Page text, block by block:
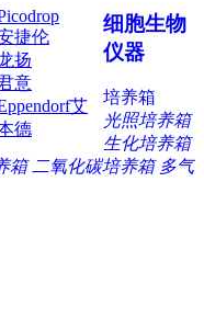
捷伦
扬
意
艾
德
细胞生物
仪器
培养箱
光照培养箱
生化培养箱
箱 二氧化碳培养箱 多气